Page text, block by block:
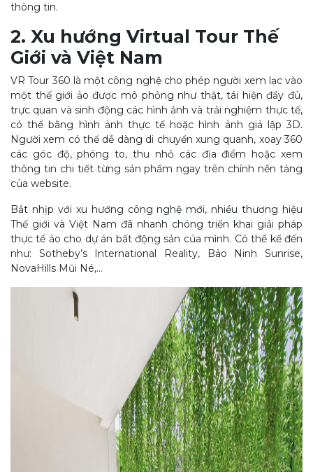
thông tin.
2. Xu hướng Virtual Tour Thế
Giới và Việt Nam
VR Tour 360 là một công nghệ cho phép người xem lạc vào
một thế giới ảo được mô phỏng như thật, tái hiện đầy đủ,
trực quan và sinh động các hình ảnh và trải nghiệm thực tế,
có thể bằng hình ảnh thực tế hoặc hình ảnh giả lập 3D.
Người xem có thể dễ dàng di chuyển xung quanh, xoay 360
các góc độ, phóng to, thu nhỏ các địa điểm hoặc xem
thông tin chi tiết từng sản phẩm ngay trên chính nền tảng
của website.
Bắt nhịp với xu hướng công nghệ mới, nhiều thương hiệu
Thế giới và Việt Nam đã nhanh chóng triển khai giải pháp
thực tế ảo cho dự án bất động sản của mình. Có thể kể đến
như: Sotheby’s International Reality, Bảo Ninh Sunrise,
NovaHills Mũi Né,…